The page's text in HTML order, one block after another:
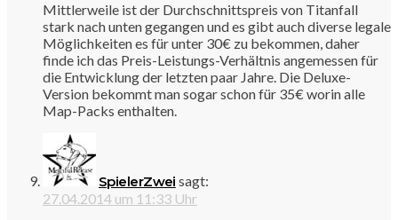
Mittlerweile ist der Durchschnittspreis von Titanfall
stark nach unten gegangen und es gibt auch diverse legale
Möglichkeiten es für unter 30€ zu bekommen, daher
finde ich das Preis-Leistungs-Verhältnis angemessen für
die Entwicklung der letzten paar Jahre. Die Deluxe-
Version bekommt man sogar schon für 35€ worin alle
Map-Packs enthalten.
SpielerZwei sagt:
27.04.2014 um 11:33 Uhr